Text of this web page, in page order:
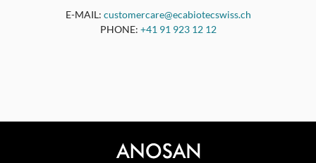
E-MAIL: customercare@ecabiotecswiss.ch
PHONE: +41 91 923 12 12